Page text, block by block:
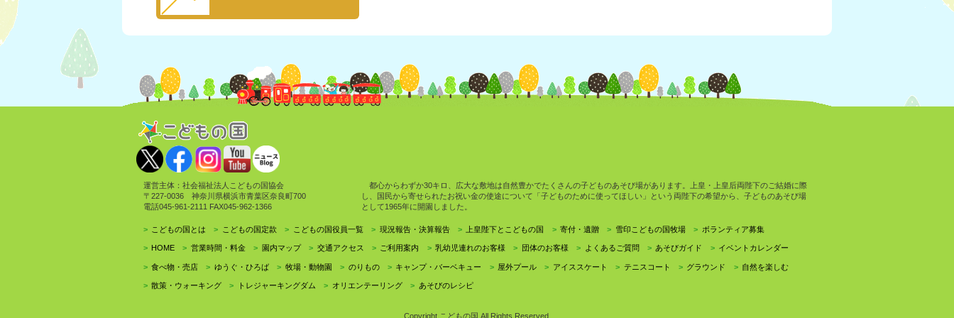
運営主体：社会福祉法人こどもの国協会
〒227-0036 神奈川県横浜市青葉区奈良町700
電話045-961-2111 FAX045-962-1366
都心からわずか30キロ、広大な敷地は自然豊かでたくさんの子どものあそび場があります。上皇・上皇后両陛下のご結婚に際
し、国民から寄せられたお祝い金の使途について「子どものために使ってほしい」という両陛下の希望から、子どものあそび場
として1965年に開園しました。
こどもの国とは こどもの国定款 こどもの国役員一覧 現況報告・決算報告 上皇陛下とこどもの国 寄付・遺贈 雪印こどもの国牧場 ボランティア募集
HOME 営業時間・料金 園内マップ 交通アクセス ご利用案内 乳幼児連れのお客様 団体のお客様 よくあるご質問 あそびガイド イベントカレンダー
食べ物・売店 ゆうぐ・ひろば 牧場・動物園 のりもの キャンプ・バーベキュー 屋外プール アイススケート テニスコート グラウンド 自然を楽しむ
散策・ウォーキング トレジャーキングダム オリエンテーリング あそびのレシピ
Copyright こどもの国 All Rights Reserved.